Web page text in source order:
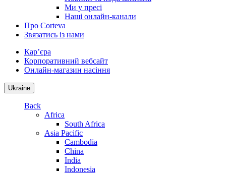
Ми у пресі
Наші онлайн-канали
Про Corteva
Звязатись із нами
Кар’єра
Корпоративний вебсайт
Онлайн-магазин насіння
Ukraine
Back
Africa
South Africa
Asia Pacific
Cambodia
China
India
Indonesia